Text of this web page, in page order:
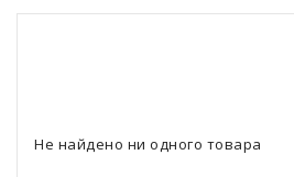
Не найдено ни одного товара